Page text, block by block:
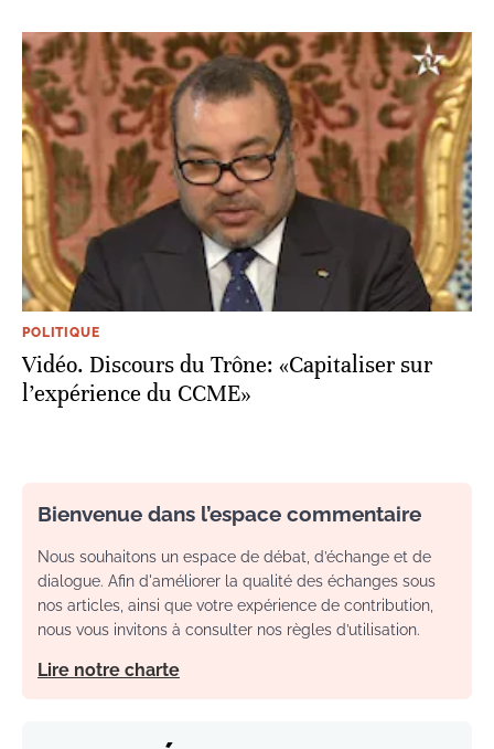
POLITIQUE
Vidéo. Discours du Trône: «Capitaliser sur
l’expérience du CCME»
Bienvenue dans l’espace commentaire
Nous souhaitons un espace de débat, d’échange et de
dialogue. Afin d'améliorer la qualité des échanges sous
nos articles, ainsi que votre expérience de contribution,
nous vous invitons à consulter nos règles d’utilisation.
Lire notre charte